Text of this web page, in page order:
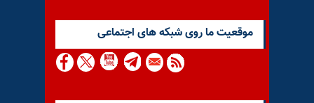
موقعيت ما روى شبكه هاى اجتماعى